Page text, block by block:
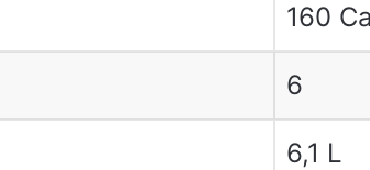
160
6
6,1 L